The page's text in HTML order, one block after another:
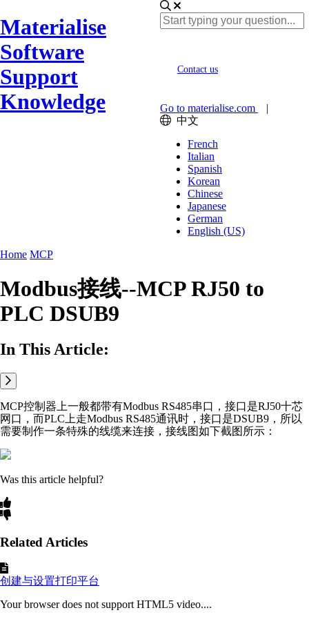
Materialise
Software
Support
Knowledge
Contact us
Go to materialise.com
|
中文
French
Italian
Spanish
Korean
Chinese
Japanese
German
English (US)
Home MCP
Modbus接线--MCP RJ50 to
PLC DSUB9
In This Article:
MCP控制器上一般都带有Modbus RS485串口，接口是RJ50十芯
网口，而PLC上走Modbus RS485通讯时，接口是DSUB9，所以
需要制作一条特殊的线缆来连接，接线图如下截图所示：
Was this article helpful?
Related Articles
创建与设置打印平台
Your browser does not support HTML5 video....